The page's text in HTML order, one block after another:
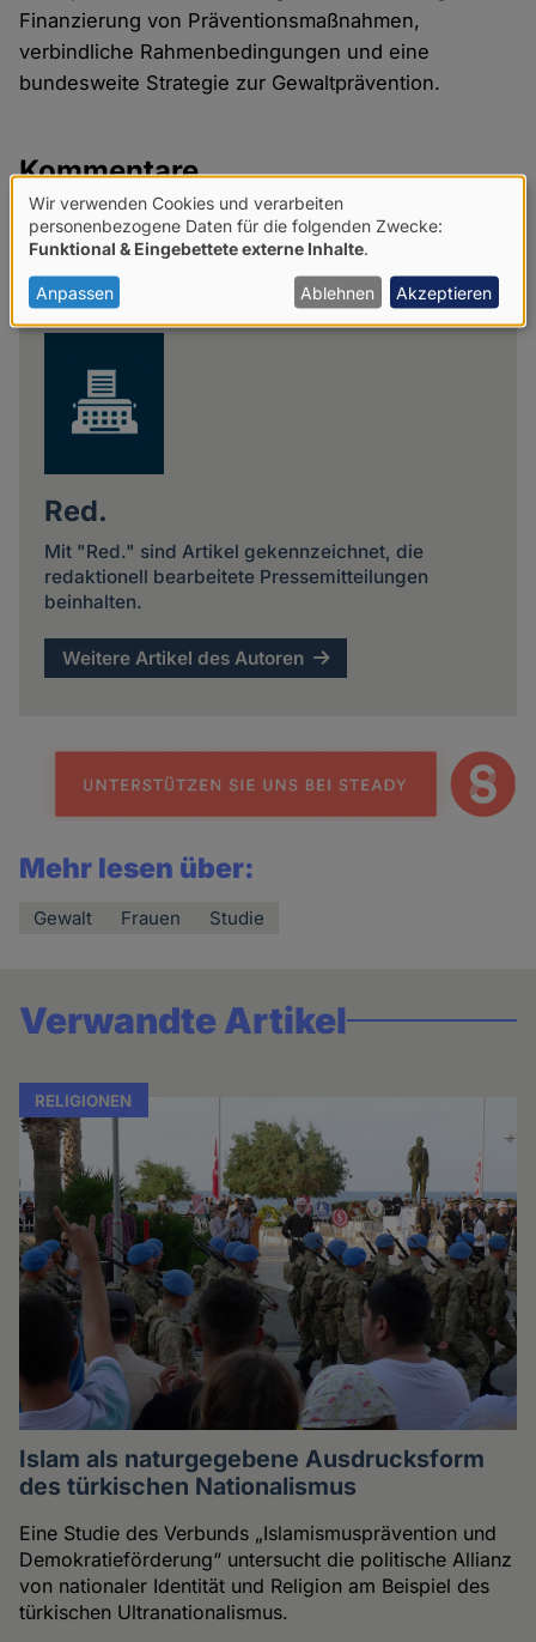
Finanzierung von Präventionsmaßnahmen,
verbindliche Rahmenbedingungen und eine
bundesweite Strategie zur Gewaltprävention.
Kommentare
Netiquette für Kommentare
Share
news
Red.
Mit "Red." sind Artikel gekennzeichnet, die
redaktionell bearbeitete Pressemitteilungen
beinhalten.
Weitere Artikel des Autoren
Mehr lesen über:
Gewalt Frauen Studie
Verwandte Artikel
RELIGIONEN
Islam als naturgegebene Ausdrucksform
des türkischen Nationalismus
Eine Studie des Verbunds „Islamismusprävention und
Demokratieförderung“ untersucht die politische Allianz
von nationaler Identität und Religion am Beispiel des
türkischen Ultranationalismus.
Verwendung
von
personenbezogenen
Daten
Cookies
Wir verwenden Cookies und verarbeiten
personenbezogene Daten für die folgenden Zwecke:
Funktional & Eingebettete externe Inhalte.
Anpassen Ablehnen Akzeptieren